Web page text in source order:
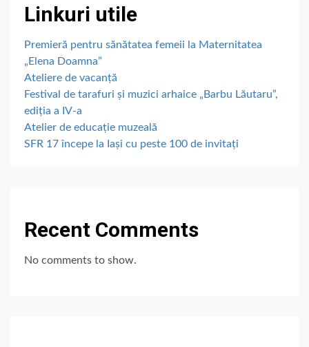
Linkuri utile
Premieră pentru sănătatea femeii la Maternitatea
„Elena Doamna”
Ateliere de vacanță
Festival de tarafuri și muzici arhaice „Barbu Lăutaru”,
ediția a IV-a
Atelier de educație muzeală
SFR 17 începe la Iași cu peste 100 de invitați
Recent Comments
No comments to show.